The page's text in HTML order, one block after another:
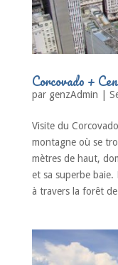
Corcovado +
par genzAdmin
Visite du
montagne où se
mètres de haut,
et sa superbe baie.
à travers la forêt